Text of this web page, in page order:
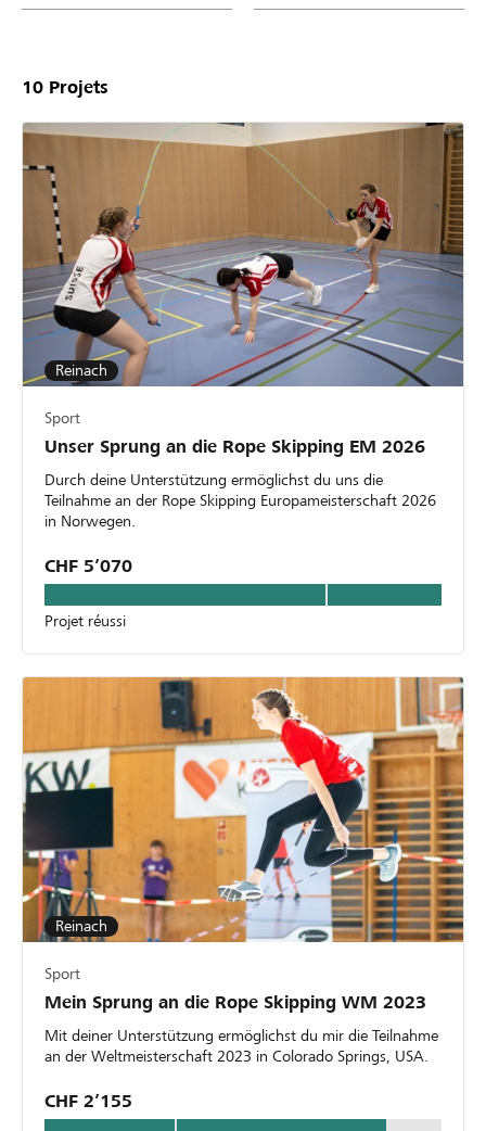
10 Projets
Reinach
Sport
Unser Sprung an die Rope Skipping EM 2026
Durch deine Unterstützung ermöglichst du uns die
Teilnahme an der Rope Skipping Europameisterschaft 2026
in Norwegen.
CHF 5’070
Projet réussi
Reinach
Sport
Mein Sprung an die Rope Skipping WM 2023
Mit deiner Unterstützung ermöglichst du mir die Teilnahme
an der Weltmeisterschaft 2023 in Colorado Springs, USA.
CHF 2’155